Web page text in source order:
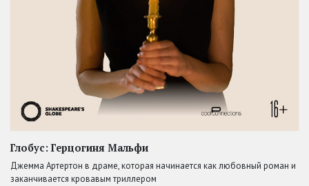
Глобус: Герцогиня Мальфи
Джемма Артертон в драме, которая начинается как любовный роман и
заканчивается кровавым триллером